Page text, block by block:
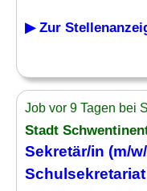
▶ Zur
Job vor 9 Tagen bei
Stadt
Sekretär/in (m/
Schulsekretariat